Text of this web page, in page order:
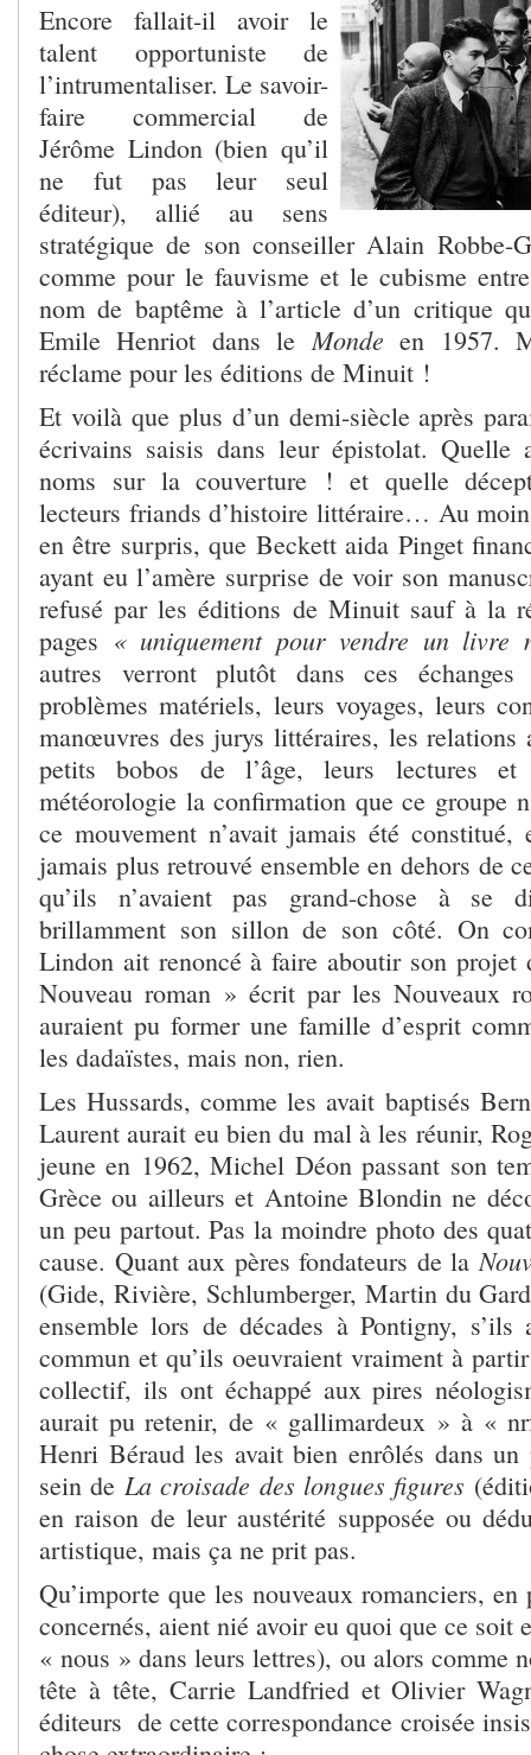
Encore fallait-il avoir le
talent opportuniste de
l’intrumentaliser. Le savoir-
faire commercial de
Jérôme Lindon (bien qu’il
ne fut pas leur seul
éditeur), allié au sens
stratégique de son conseiller Alain
comme pour le fauvisme et le cubisme
nom de baptême à l’article d’un critique
Emile Henriot dans leMondeen 1957.
réclame pour les éditions de Minuit !
Et voilà que plus d’un demi-siècle après
écrivains saisis dans leur épistolat. Quelle
noms sur la couverture ! et quelle
lecteurs friands d’histoire littéraire… Au
en être surpris, que Beckett aida Pinget
ayant eu l’amère surprise de voir son
refusé par les éditions de Minuit sauf à la
pages « uniquement pour vendre un
autres verront plutôt dans ces
problèmes matériels, leurs voyages, leurs
manœuvres des jurys littéraires, les relations
petits bobos de l’âge, leurs lectures
météorologie la confirmation que ce groupe
ce mouvement n’avait jamais été constitué,
jamais plus retrouvé ensemble en dehors de
qu’ils n’avaient pas grand-chose à se
brillamment son sillon de son côté. On
Lindon ait renoncé à faire aboutir son
Nouveau roman » écrit par les Nouveaux
auraient pu former une famille d’esprit
les dadaïstes, mais non, rien.
Les Hussards, comme les avait baptisés
Laurent aurait eu bien du mal à les réunir,
jeune en 1962, Michel Déon passant son
Grèce ou ailleurs et Antoine Blondin ne
un peu partout. Pas la moindre photo des
cause. Quant aux pères fondateurs de la
(Gide, Rivière, Schlumberger, Martin du
ensemble lors de décades à Pontigny, s’ils
commun et qu’ils oeuvraient vraiment à
collectif, ils ont échappé aux pires
aurait pu retenir, de « gallimardeux » à «
Henri Béraud les avait bien enrôlés dans un
sein de La croisade des longues figures
en raison de leur austérité supposée ou
artistique, mais ça ne prit pas.
Qu’importe que les nouveaux romanciers,
concernés, aient nié avoir eu quoi que ce soit
« nous » dans leurs lettres), ou alors comme
tête à tête, Carrie Landfried et Olivier
éditeurs de cette correspondance croisée